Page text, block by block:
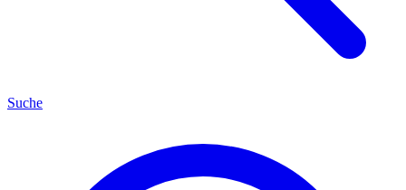
Suche